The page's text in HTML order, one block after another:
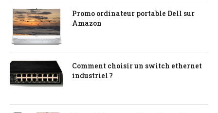
Promo ordinateur portable Dell sur
Amazon
Comment choisir un switch ethernet
industriel ?